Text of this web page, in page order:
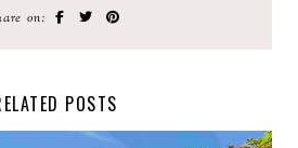
on:
POSTS